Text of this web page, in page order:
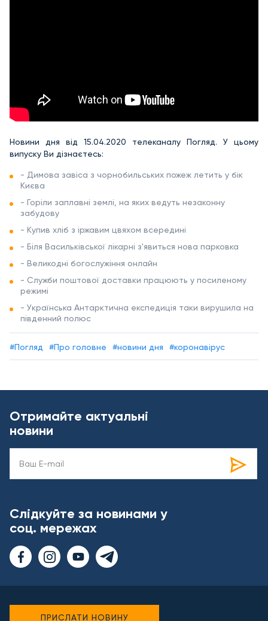
Новини дня від 15.04.2020 телеканалу Погляд. У цьому
випуску Ви дізнаєтесь:
- Димова завіса з чорнобильських пожеж летить у бік
Києва
- Горіли заплавні землі, на яких ведуть незаконну
забудову
- Купив хліб з іржавим цвяхом всередині
- Біля Васильківської лікарні з'явиться нова парковка
- Великодні богослужіння онлайн
- Служби поштової доставки працюють у посиленому
режимі
- Українська Антарктична експедиція таки вирушила на
південний полюс
#Погляд #Про головне #новини дня #коронавірус
Отримайте актуальні
новини
Слідкуйте за новинами у
соц. мережах
ПРИСЛАТИ НОВИНУ